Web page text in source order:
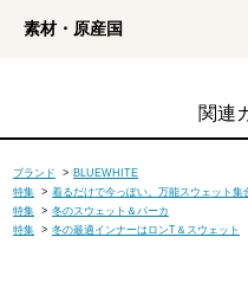
素材・原産国
関連
ブランド > BLUEWHITE
特集 > 着るだけで今っぽい。万能スウェット集
特集 > 冬のスウェット＆パーカ
特集 > 冬の最適インナーはロンT＆スウェット